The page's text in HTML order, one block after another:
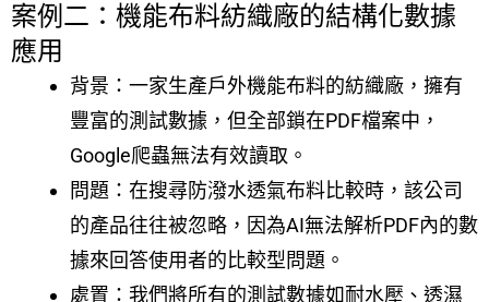
案例二：機能布料紡織廠的結構化數據
應用
背景：一家生產戶外機能布料的紡織廠，擁有
豐富的測試數據，但全部鎖在PDF檔案中，
Google爬蟲無法有效讀取。
問題：在搜尋防潑水透氣布料比較時，該公司
的產品往往被忽略，因為AI無法解析PDF內的數
據來回答使用者的比較型問題。
處置：我們將所有的測試數據如耐水壓、透濕